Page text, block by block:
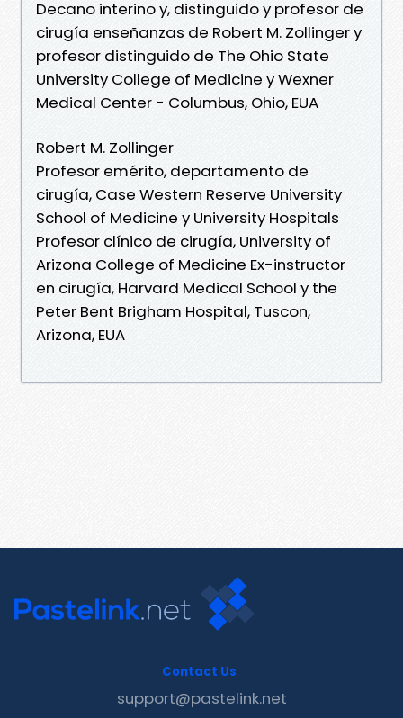
Decano interino y, distinguido y profesor de
cirugía enseñanzas de Robert M. Zollinger y
profesor distinguido de The Ohio State
University College of Medicine y Wexner
Medical Center - Columbus, Ohio, EUA
Robert M. Zollinger
Profesor emérito, departamento de
cirugía, Case Western Reserve University
School of Medicine y University Hospitals
Profesor clínico de cirugía, University of
Arizona College of Medicine Ex-instructor
en cirugía, Harvard Medical School y the
Peter Bent Brigham Hospital, Tuscon,
Arizona, EUA
Contact Us
support@pastelink.net